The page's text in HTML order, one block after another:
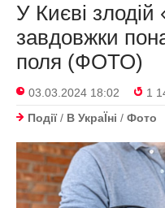
У Києві
завдовжки
поля (ФОТО)
03.03.2024 18:02
1
Події/ В УкраЇнi / Фото